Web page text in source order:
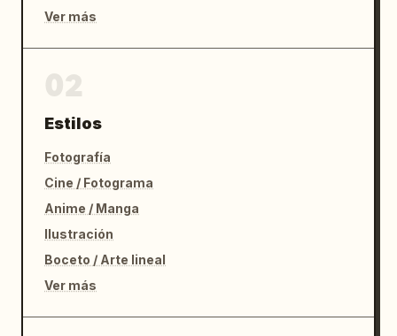
Ver más
Estilos
Fotografía
Cine / Fotograma
Anime / Manga
Ilustración
Boceto / Arte lineal
Ver más